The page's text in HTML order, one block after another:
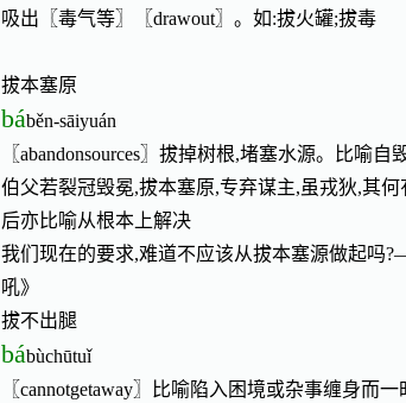
吸出〖毒气等〗〖drawout〗。如:拔火罐;拔毒
拔本塞原
báběn-sāiyuán
〖abandonsources〗拔掉树根,堵塞水源。比喻自
伯父若裂冠毁冕,拔本塞原,专弃谋主,虽戎狄,其
后亦比喻从根本上解决
我们现在的要求,难道不应该从拔本塞源做起吗
吼》
拔不出腿
bábùchūtuǐ
〖cannotgetaway〗比喻陷入困境或杂事缠身而